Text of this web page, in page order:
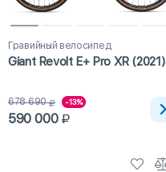
Гравийный велосипед
Giant Revolt E+ Pro XR (2021)
678 690 -13%
590 000